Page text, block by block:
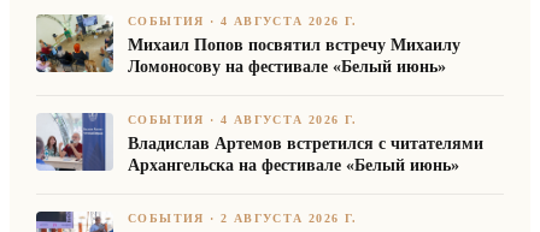
СОБЫТИЯ ·4 АВГУСТА 2026 Г.
Михаил Попов посвятил встречу Михаилу
Ломоносову на фестивале «Белый июнь»
СОБЫТИЯ ·4 АВГУСТА 2026 Г.
Владислав Артемов встретился с читателями
Архангельска на фестивале «Белый июнь»
СОБЫТИЯ ·2 АВГУСТА 2026 Г.